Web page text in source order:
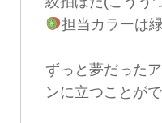
担当カラーは緑
ずっと夢だった
ンに立つことが